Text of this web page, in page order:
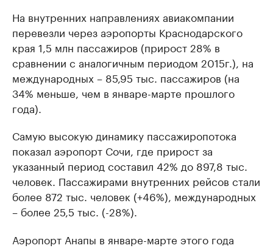
На внутренних направлениях авиакомпании
перевезли через аэропорты Краснодарского
края 1,5 млн пассажиров (прирост 28% в
сравнении с аналогичным периодом 2015г.), на
международных – 85,95 тыс. пассажиров (на
34% меньше, чем в январе-марте прошлого
года).
Самую высокую динамику пассажиропотока
показал аэропорт Сочи, где прирост за
указанный период составил 42% до 897,8 тыс.
человек. Пассажирами внутренних рейсов стали
более 872 тыс. человек (+46%), международных
– более 25,5 тыс. (-28%).
Аэропорт Анапы в январе-марте этого года